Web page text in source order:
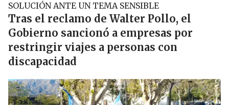
SOLUCIÓN ANTE UN TEMA SENSIBLE
Tras el reclamo de Walter Pollo, el
Gobierno sancionó a empresas por
restringir viajes a personas con
discapacidad